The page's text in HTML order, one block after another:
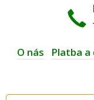
O nás Platba a